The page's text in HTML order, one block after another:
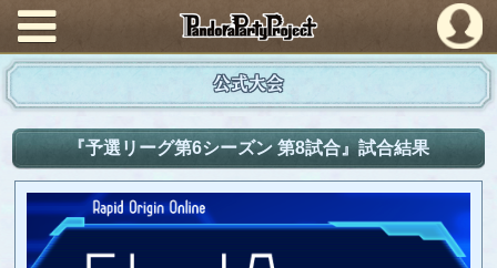
PandoraPartyProject
公式大会
『予選リーグ第6シーズン 第8試合』試合結果